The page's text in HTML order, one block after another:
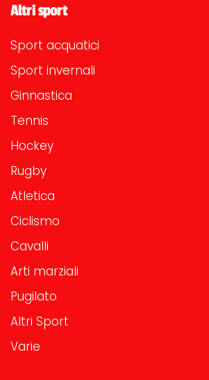
Altri sport
Sport acquatici
Sport invernali
Ginnastica
Tennis
Hockey
Rugby
Atletica
Ciclismo
Cavalli
Arti marziali
Pugilato
Altri Sport
Varie